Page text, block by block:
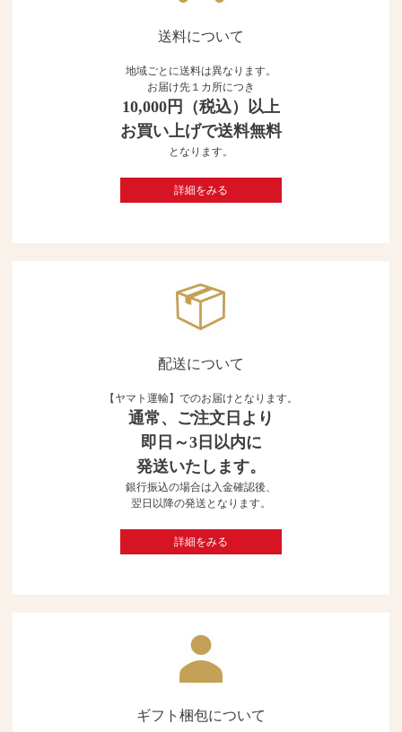
送料について
地域ごとに送料は異なります。
お届け先１カ所につき
10,000円（税込）以上
お買い上げで送料無料
となります。
詳細をみる
配送について
【ヤマト運輸】でのお届けとなります。
通常、ご注文日より
即日～3日以内に
発送いたします。
銀行振込の場合は入金確認後、
翌日以降の発送となります。
詳細をみる
ギフト梱包について